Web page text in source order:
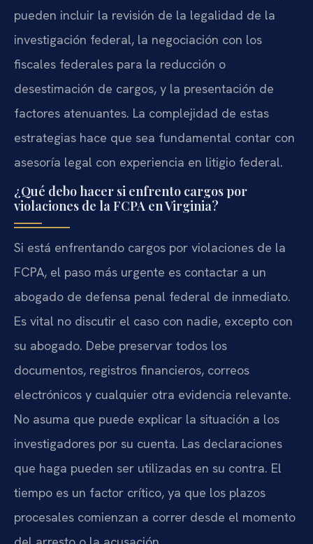
pueden incluir la revisión de la legalidad de la
investigación federal, la negociación con los
fiscales federales para la reducción o
desestimación de cargos, y la presentación de
factores atenuantes. La complejidad de estas
estrategias hace que sea fundamental contar con
asesoría legal con experiencia en litigio federal.
¿Qué debo hacer si enfrento cargos por
violaciones de la FCPA en Virginia?
Si está enfrentando cargos por violaciones de la
FCPA, el paso más urgente es contactar a un
abogado de defensa penal federal de inmediato.
Es vital no discutir el caso con nadie, excepto con
su abogado. Debe preservar todos los
documentos, registros financieros, correos
electrónicos y cualquier otra evidencia relevante.
No asuma que puede explicar la situación a los
investigadores por su cuenta. Las declaraciones
que haga pueden ser utilizadas en su contra. El
tiempo es un factor crítico, ya que los plazos
procesales comienzan a correr desde el momento